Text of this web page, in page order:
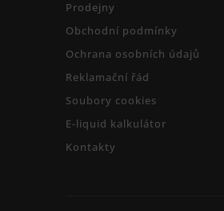
Prodejny
Obchodní podmínky
Ochrana osobních údajů
Reklamační řád
Soubory cookies
E-liquid kalkulátor
Kontakty